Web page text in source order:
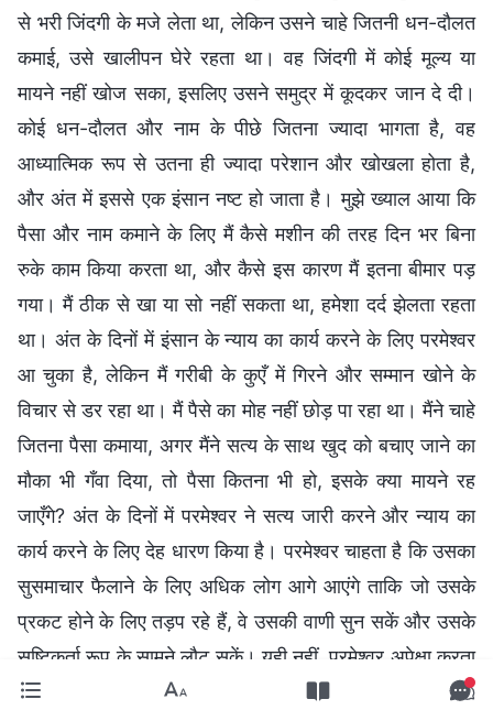
से भरी जिंदगी के मजे लेता था, लेकिन उसने चाहे जितनी धन-दौलत
कमाई, उसे खालीपन घेरे रहता था। वह जिंदगी में कोई मूल्य या
मायने नहीं खोज सका, इसलिए उसने समुद्र में कूदकर जान दे दी।
कोई धन-दौलत और नाम के पीछे जितना ज्यादा भागता है, वह
आध्यात्मिक रूप से उतना ही ज्यादा परेशान और खोखला होता है,
और अंत में इससे एक इंसान नष्ट हो जाता है। मुझे ख्याल आया कि
पैसा और नाम कमाने के लिए मैं कैसे मशीन की तरह दिन भर बिना
रुके काम किया करता था, और कैसे इस कारण मैं इतना बीमार पड़
गया। मैं ठीक से खा या सो नहीं सकता था, हमेशा दर्द झेलता रहता
था। अंत के दिनों में इंसान के न्याय का कार्य करने के लिए परमेश्वर
आ चुका है, लेकिन मैं गरीबी के कुएँ में गिरने और सम्मान खोने के
विचार से डर रहा था। मैं पैसे का मोह नहीं छोड़ पा रहा था। मैंने चाहे
जितना पैसा कमाया, अगर मैंने सत्य के साथ खुद को बचाए जाने का
मौका भी गँवा दिया, तो पैसा कितना भी हो, इसके क्या मायने रह
जाएँगे? अंत के दिनों में परमेश्वर ने सत्य जारी करने और न्याय का
कार्य करने के लिए देह धारण किया है। परमेश्वर चाहता है कि उसका
सुसमाचार फैलाने के लिए अधिक लोग आगे आएंगे ताकि जो उसके
प्रकट होने के लिए तड़प रहे हैं, वे उसकी वाणी सुन सकें और उसके
सृष्टिकर्ता रूप के सामने लौट सकें। यही नहीं, परमेश्वर अपेक्षा करता
है कि उसके कार्य के जरिए हम स्वच्छ होकर बदल जाएँगे और अंत में